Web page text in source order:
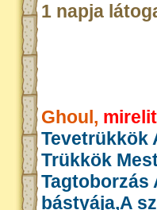
1 napja
Ghoul, mirelit
Tevetrükkök
Trükkök
Tagtoborzás
bástyája,A